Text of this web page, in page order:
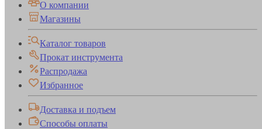
О компании
Магазины
Каталог товаров
Прокат инструмента
Распродажа
Избранное
Доставка и подъем
Способы оплаты